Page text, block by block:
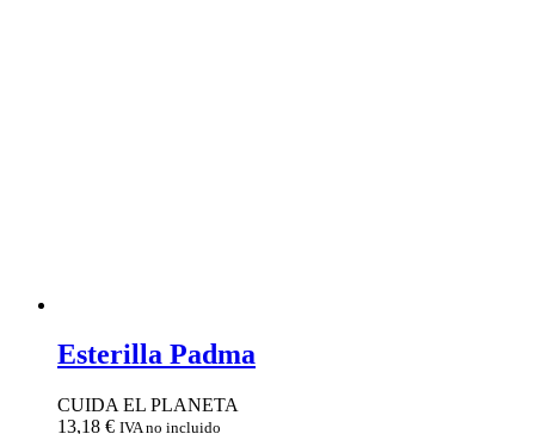
Esterilla Padma
CUIDA EL PLANETA
13,18 € IVA no incluido